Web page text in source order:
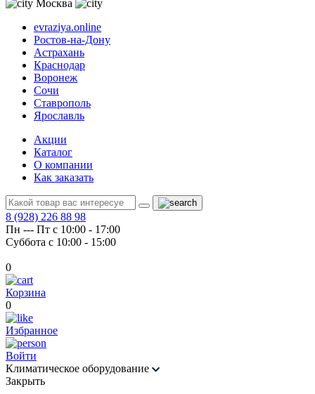
Москва
evraziya.online
Ростов-на-Дону
Астрахань
Краснодар
Воронеж
Сочи
Ставрополь
Ярославль
Акции
Каталог
О компании
Как заказать
8 (928) 226 88 98
Пн --- Пт с 10:00 - 17:00
Суббота с 10:00 - 15:00
0
Корзина
0
Избранное
Войти
Климатическое оборудование
Закрыть